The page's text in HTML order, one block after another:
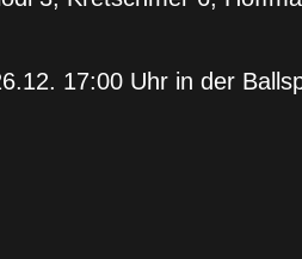
17:00 Uhr in der